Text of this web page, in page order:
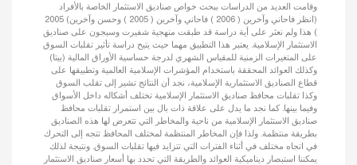
وقامت العديد من الدراسات ببحث خواص صناديق الاستثمار الخاصة بالأفراد
(انظر فاحاني وآخرين ( 2006 ) فاحاني وآخرين ( 2005 ) وحسن وآخرين) 2005
) هذا ولم نعثر على أية دراسة قد طبقت منهجية شفيرت وسيجون على صناديق
الاستثمار الإسلامية. يعتبر هذا التطبيق مهما حيث يتيح دراسة تأثير تقلبات السوق
على المتغيرات الزمنية للمقياس الشهري لدرجة حساسية الأوراق المالية (بيتا)
وكذلك العوائد المحققة باستخدام المؤشرات الإسلامية العالمية وتطبيقها على
قطاع الصناديق الاستثمارية الإسلامية، نجد أن النتائج تشير إلى تقلب السوق
وكذا تقلبات محافظ صناديق الاستثمار الإسلامية تختلف أشكاله داخل الأسواق
وفيما بينها. كما نجد ما يدل على علاقة ذات بال بين استمرار تقلبات محافظ
صناديق الاستثمار الإسلامية من ناحية والمخاطر التي تتعرض لها هذه الصناديق
بطريقة منتظمة. ولذا فإن المخاطر المنتظمة لمختلف المحافظ تتجه إلى التحرك
في اتجاه مختلف في أثناء الفترات التي تتزايد فيها تقلبات السوق. ونتيجة لذلك
يمكننا استبصار ديناميكية العوائد والطريقة التي تحدد بها أسعار صناديق الاستثمار